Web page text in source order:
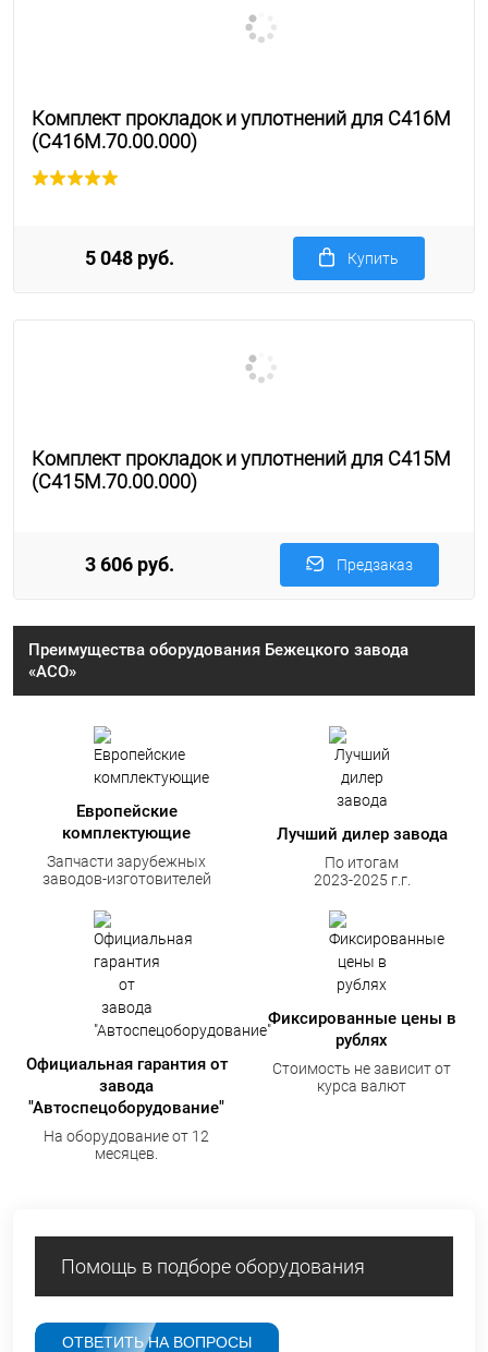
Комплект прокладок и уплотнений для С416М
(С416М.70.00.000)
5 048 руб. Купить
Комплект прокладок и уплотнений для С415М
(С415М.70.00.000)
3 606 руб. Предзаказ
Преимущества оборудования Бежецкого завода
«АСО»
Европейские
комплектующие
Запчасти зарубежных
заводов-изготовителей
Лучший дилер завода
По итогам
2023-2025 г.г.
Официальная гарантия от
завода
"Автоспецоборудование"
На оборудование от 12
месяцев.
Фиксированные цены в
рублях
Стоимость не зависит от
курса валют
Помощь в подборе оборудования
ОТВЕТИТЬ НА ВОПРОСЫ